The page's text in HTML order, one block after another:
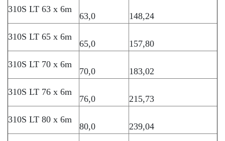
310S LT 63 x 6m
63,0 148,24
310S LT 65 x 6m
65,0 157,80
310S LT 70 x 6m
70,0 183,02
310S LT 76 x 6m
76,0 215,73
310S LT 80 x 6m
80,0 239,04